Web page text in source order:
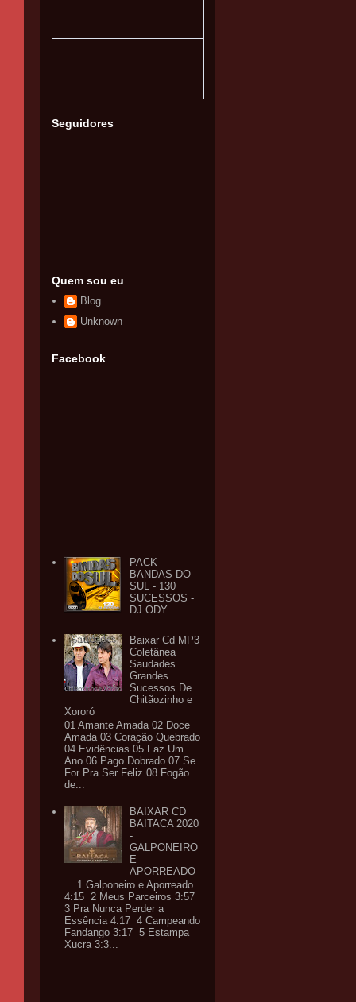
Seguidores
Quem sou eu
Blog
Unknown
Facebook
PACK
BANDAS DO
SUL - 130
SUCESSOS -
DJ ODY
Baixar Cd MP3
Coletânea
Saudades
Grandes
Sucessos De
Chitãozinho e
Xororó
01 Amante Amada 02 Doce
Amada 03 Coração Quebrado
04 Evidências 05 Faz Um
Ano 06 Pago Dobrado 07 Se
For Pra Ser Feliz 08 Fogão
de...
BAIXAR CD
BAITACA 2020
-
GALPONEIRO
E
APORREADO
1 Galponeiro e Aporreado
4:15 2 Meus Parceiros 3:57
3 Pra Nunca Perder a
Essência 4:17 4 Campeando
Fandango 3:17 5 Estampa
Xucra 3:3...